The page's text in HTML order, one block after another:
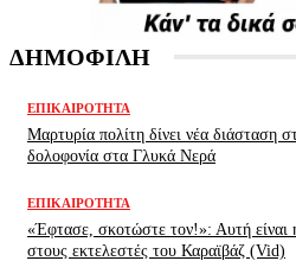
ΔΗΜΟΦΙΛΗ
ΕΠΙΚΑΙΡΌΤΗΤΑ
Μαρτυρία πολίτη δίνει νέα διάσταση
δολοφονία στα Γλυκά Νερά
ΕΠΙΚΑΙΡΌΤΗΤΑ
«Έφτασε, σκοτώστε τον!»: Αυτή είναι
στους εκτελεστές του Καραϊβάζ (Vid)